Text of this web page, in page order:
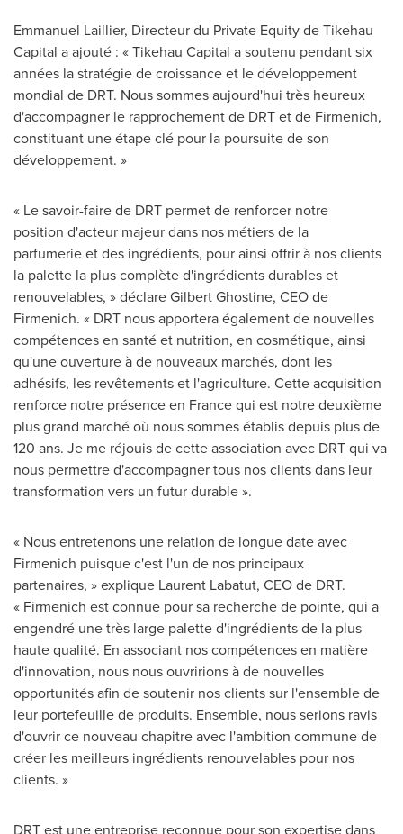
Emmanuel Laillier, Directeur du Private Equity de Tikehau
Capital a ajouté : « Tikehau Capital a soutenu pendant six
années la stratégie de croissance et le développement
mondial de DRT. Nous sommes aujourd'hui très heureux
d'accompagner le rapprochement de DRT et de Firmenich,
constituant une étape clé pour la poursuite de son
développement. »
« Le savoir-faire de DRT permet de renforcer notre
position d'acteur majeur dans nos métiers de la
parfumerie et des ingrédients, pour ainsi offrir à nos clients
la palette la plus complète d'ingrédients durables et
renouvelables, » déclareGilbert Ghostine, CEO de
Firmenich. « DRT nous apportera également de nouvelles
compétences en santé et nutrition, en cosmétique, ainsi
qu'une ouverture à de nouveaux marchés, dont les
adhésifs, les revêtements et l'agriculture. Cette acquisition
renforce notre présence en Francequi est notre deuxième
plus grand marché où nous sommes établis depuis plus de
120 ans. Je me réjouis de cette association avec DRT qui va
nous permettre d'accompagner tous nos clients dans leur
transformation vers un futur durable ».
« Nous entretenons une relation de longue date avec
Firmenich puisque c'est l'un de nos principaux
partenaires, » explique Laurent Labatut, CEO de DRT.
« Firmenich est connue pour sa recherche de pointe, qui a
engendré une très large palette d'ingrédients de la plus
haute qualité. En associant nos compétences en matière
d'innovation, nous nous ouvririons à de nouvelles
opportunités afin de soutenir nos clients sur l'ensemble de
leur portefeuille de produits. Ensemble, nous serions ravis
d'ouvrir ce nouveau chapitre avec l'ambition commune de
créer les meilleurs ingrédients renouvelables pour nos
clients. »
DRT est une entreprise reconnue pour son expertise dans